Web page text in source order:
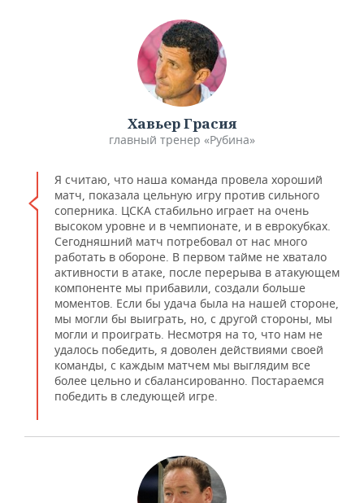
Хавьер Грасия
главный тренер «Рубина»
Я считаю, что наша команда провела хороший
матч, показала цельную игру против сильного
соперника. ЦСКА стабильно играет на очень
высоком уровне и в чемпионате, и в еврокубках.
Сегодняшний матч потребовал от нас много
работать в обороне. В первом тайме не хватало
активности в атаке, после перерыва в атакующем
компоненте мы прибавили, создали больше
моментов. Если бы удача была на нашей стороне,
мы могли бы выиграть, но, с другой стороны, мы
могли и проиграть. Несмотря на то, что нам не
удалось победить, я доволен действиями своей
команды, с каждым матчем мы выглядим все
более цельно и сбалансированно. Постараемся
победить в следующей игре.